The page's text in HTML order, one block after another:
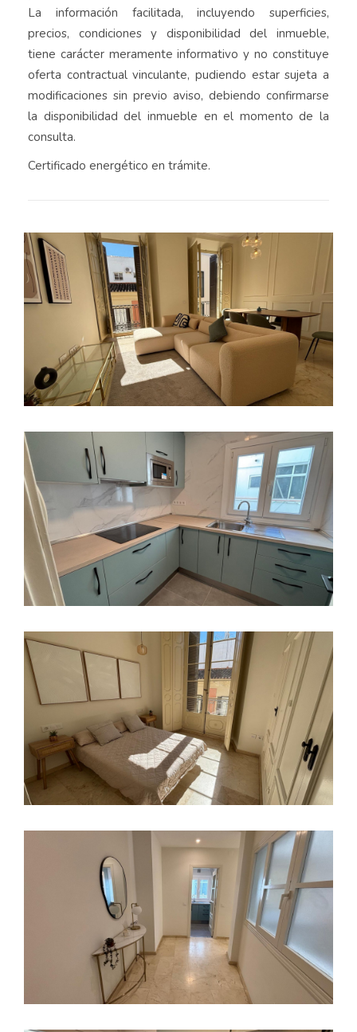
La información facilitada, incluyendo superficies,
precios, condiciones y disponibilidad del inmueble,
tiene carácter meramente informativo y no constituye
oferta contractual vinculante, pudiendo estar sujeta a
modificaciones sin previo aviso, debiendo confirmarse
la disponibilidad del inmueble en el momento de la
consulta.
Certificado energético en trámite.